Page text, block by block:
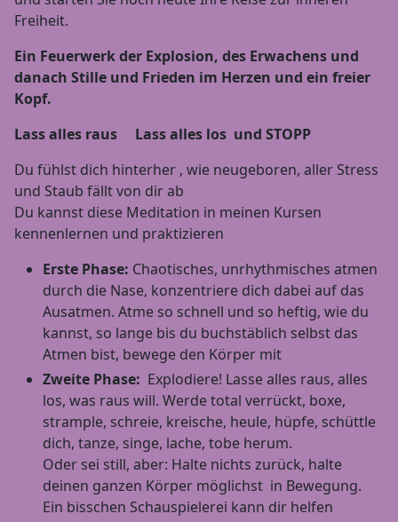
Freiheit.
Ein Feuerwerk der Explosion, des Erwachens und
danach Stille und Frieden im Herzen und ein freier
Kopf.
Lass alles raus Lass alles los und STOPP
Du fühlst dich hinterher , wie neugeboren, aller Stress
und Staub fällt von dir ab
Du kannst diese Meditation in meinen Kursen
kennenlernen und praktizieren
Erste Phase: Chaotisches, unrhythmisches atmen
durch die Nase, konzentriere dich dabei auf das
Ausatmen. Atme so schnell und so heftig, wie du
kannst, so lange bis du buchstäblich selbst das
Atmen bist, bewege den Körper mit
Zweite Phase: Explodiere! Lasse alles raus, alles
los, was raus will. Werde total verrückt, boxe,
strample, schreie, kreische, heule, hüpfe, schüttle
dich, tanze, singe, lache, tobe herum.
Oder sei still, aber: Halte nichts zurück, halte
deinen ganzen Körper möglichst in Bewegung.
Ein bisschen Schauspielerei kann dir helfen